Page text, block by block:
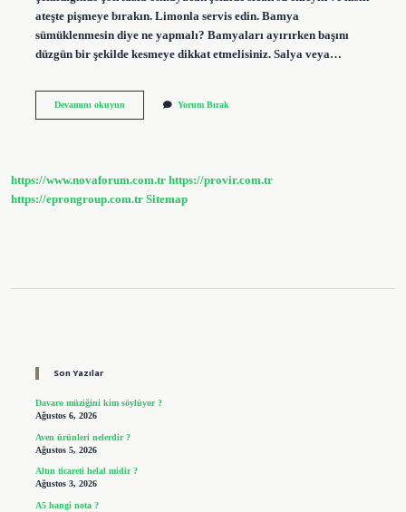
ateşte pişmeye bırakın. Limonla servis edin. Bamya
sümüklenmesin diye ne yapmalı? Bamyaları ayırırken başını
düzgün bir şekilde kesmeye dikkat etmelisiniz. Salya veya…
Devamını okuyunBamya
Yorum Bırak
https://www.novaforum.com.tr https://provir.com.tr
https://eprongroup.com.tr Sitemap
Son Yazılar
Davaro müziğini kim söylüyor ?
Ağustos 6, 2026
Aven ürünleri nelerdir ?
Ağustos 5, 2026
Altın ticareti helal midir ?
Ağustos 3, 2026
A5 hangi nota ?